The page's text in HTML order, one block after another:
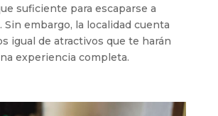
suficiente para escaparse a
Sin embargo, la localidad cuenta
igual de atractivos que te harán
experiencia completa.